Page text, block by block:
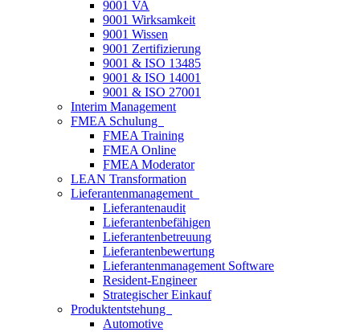
9001 VA
9001 Wirksamkeit
9001 Wissen
9001 Zertifizierung
9001 & ISO 13485
9001 & ISO 14001
9001 & ISO 27001
Interim Management
FMEA Schulung
FMEA Training
FMEA Online
FMEA Moderator
LEAN Transformation
Lieferantenmanagement
Lieferantenaudit
Lieferantenbefähigen
Lieferantenbetreuung
Lieferantenbewertung
Lieferantenmanagement Software
Resident-Engineer
Strategischer Einkauf
Produktentstehung
Automotive